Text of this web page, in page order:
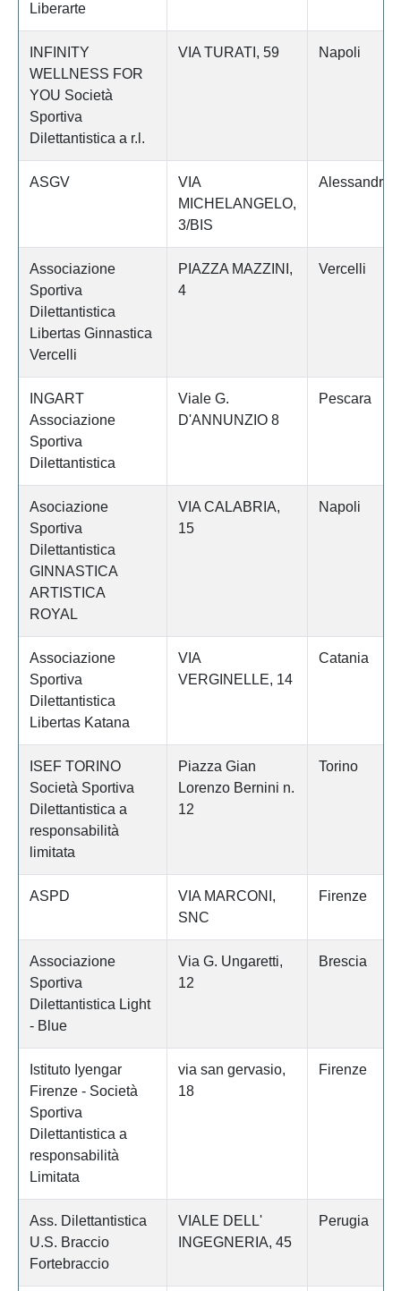
Liberarte
INFINITY
WELLNESS FOR
YOU Società
Sportiva
Dilettantistica a r.l.
VIA TURATI, 59 Napoli
ASGV
VIA
MICHELANGELO,
3/BIS
Alessandria
Associazione
Sportiva
Dilettantistica
Libertas Ginnastica
Vercelli
PIAZZA MAZZINI,
4
Vercelli
INGART
Associazione
Sportiva
Dilettantistica
Viale G.
D'ANNUNZIO 8
Pescara
Asociazione
Sportiva
Dilettantistica
GINNASTICA
ARTISTICA
ROYAL
VIA CALABRIA,
15
Napoli
Associazione
Sportiva
Dilettantistica
Libertas Katana
VIA
VERGINELLE, 14
Catania
ISEF TORINO
Società Sportiva
Dilettantistica a
responsabilità
limitata
Piazza Gian
Lorenzo Bernini n.
12
Torino
ASPD
VIA MARCONI,
SNC
Firenze
Associazione
Sportiva
Dilettantistica Light
- Blue
Via G. Ungaretti,
12
Brescia
Istituto Iyengar
Firenze - Società
Sportiva
Dilettantistica a
responsabilità
Limitata
via san gervasio,
18
Firenze
Ass. Dilettantistica
U.S. Braccio
Fortebraccio
VIALE DELL'
INGEGNERIA, 45
Perugia